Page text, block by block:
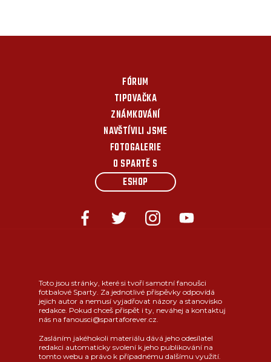
FÓRUM
TIPOVAČKA
ZNÁMKOVÁNÍ
NAVŠTÍVILI JSME
FOTOGALERIE
O SPARTĚ S
ESHOP
Toto jsou stránky, které si tvoří samotní fanoušci
fotbalové Sparty. Za jednotlivé příspěvky odpovídá
jejich autor a nemusí vyjadřovat názory a stanovisko
redakce. Pokud chceš přispět i ty, neváhej a kontaktuj
nás na fanousci@spartaforever.cz.
Zasláním jakéhokoli materiálu dává jeho odesílatel
redakci automaticky svolení k jeho publikování na
tomto webu a právo k případnému dalšímu využití.